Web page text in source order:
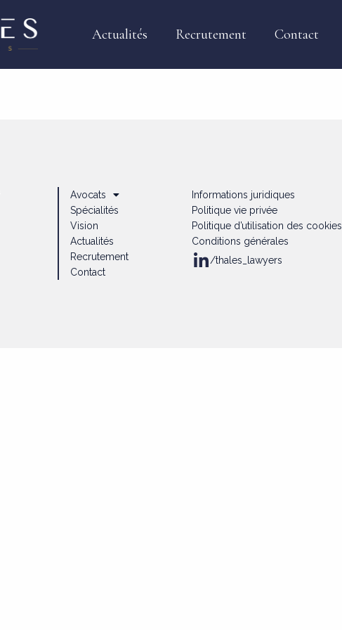
Actualités Recrutement Contact
Avocats
Spécialités
Vision
Actualités
Recrutement
Contact
Informations juridiques
Politique vie privée
Politique d’utilisation des cookies
Conditions générales
/thales_lawyers